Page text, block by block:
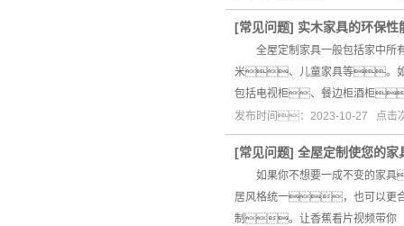
[常见问题] 实木家具的环保性
全屋定制家具一般包括家中
米、儿童家具等。
包括电视柜、餐边柜酒柜
发布时间：2023-10-27 点
[常见问题] 全屋定制使您的家
如果你不想要一成不变的家
居风格统一，也可以更
制。让香蕉看片视频带你